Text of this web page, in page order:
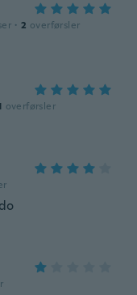
· 2 overførsler
overførsler